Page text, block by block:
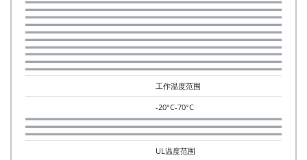
工作温度范围
-20°C-70°C
UL温度范围